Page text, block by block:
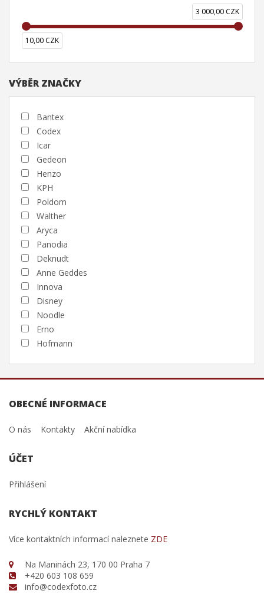
10,00 CZK
3 000,00 CZK
VÝBĚR ZNAČKY
Bantex
Codex
Icar
Gedeon
Henzo
KPH
Poldom
Walther
Aryca
Panodia
Deknudt
Anne Geddes
Innova
Disney
Noodle
Erno
Hofmann
OBECNÉ INFORMACE
O nás Kontakty Akční nabídka
ÚČET
Přihlášení
RYCHLÝ KONTAKT
Více kontaktních informací naleznete ZDE
Na Maninách 23, 170 00 Praha 7
+420 603 108 659
info@codexfoto.cz